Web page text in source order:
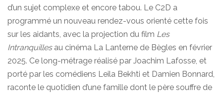
d’un sujet complexe et encore tabou. Le C2D a
programmé un nouveau rendez-vous orienté cette fois
sur les aidants, avec la projection du film Les
Intranquillesau cinéma La Lanterne de Bègles en février
2025. Ce long-métrage réalisé par Joachim Lafosse, et
porté par les comédiens Leila Bekhti et Damien Bonnard,
raconte le quotidien d’une famille dont le père souffre de